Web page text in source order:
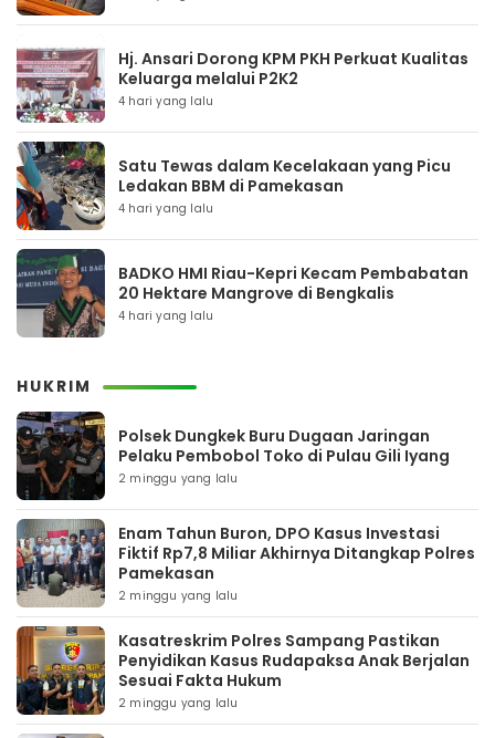
Hj. Ansari Dorong KPM PKH Perkuat Kualitas
Keluarga melalui P2K2
4 hari yang lalu
Satu Tewas dalam Kecelakaan yang Picu
Ledakan BBM di Pamekasan
4 hari yang lalu
BADKO HMI Riau-Kepri Kecam Pembabatan
20 Hektare Mangrove di Bengkalis
4 hari yang lalu
HUKRIM
Polsek Dungkek Buru Dugaan Jaringan
Pelaku Pembobol Toko di Pulau Gili Iyang
2 minggu yang lalu
Enam Tahun Buron, DPO Kasus Investasi
Fiktif Rp7,8 Miliar Akhirnya Ditangkap Polres
Pamekasan
2 minggu yang lalu
Kasatreskrim Polres Sampang Pastikan
Penyidikan Kasus Rudapaksa Anak Berjalan
Sesuai Fakta Hukum
2 minggu yang lalu